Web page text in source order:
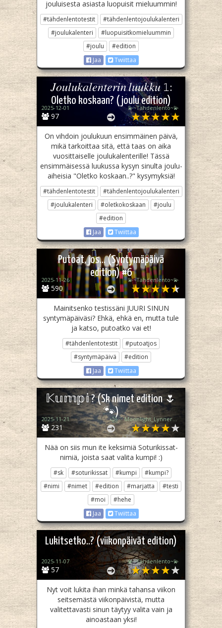
jouluisesta asiasta luopuisit mieluummin!
#tähdenlentotestit
#tähdenlentojoulukalenteri
#joulukalenteri
#luopuisitkomieluummin
#joulu
#edition
Jaa
Twiittaa
𝐽𝑜𝑢𝑙𝑢𝑘𝑎𝑙𝑒𝑛𝑡𝑒𝑟𝑖𝑛 𝑙𝑢𝑢𝑘𝑘𝑢 𝟷:
Oletko koskaan? (joulu edition)
97
2025-12-01 💫~Tähdenlento~💫
On vihdoin joulukuun ensimmäinen päivä,
mikä tarkoittaa sitä, että taas on aika
vuosittaiselle joulukalenterille! Tässä
ensimmäisessä luukussa kysyn sinulta joulu-
aiheisia "Oletko koskaan..?" kysymyksiä!
#tähdenlentotestit
#tähdenlentojoulukalenteri
#joulukalenteri
#oletkokoskaan
#joulu
#edition
Jaa
Twiittaa
Putoat, jos... (Syntymäpäivä
edition) #6
590
2025-11-26 💫~Tähdenlento~💫
Mainitsenko testissäni JUURI SINUN
syntymäpäiväsi? Ehkä, ehkä en, mutta tule
ja katso, putoatko vai et!
#tähdenlentotestit
#putoatjos
#syntymäpäivä
#edition
Jaa
Twiittaa
𝕂𝕦𝕞𝕡𝕚 ? (Sk nimet edition 🌷
🐾)
231
2025-11-21 ꧁♡ Moonlight_Lynner_Lover ♡꧂
Nää on siis mun ite keksimiä Soturikissat-
nimiä, joista saat valita kumpi! :)
#sk #soturikissat #kumpi
#kumpi?
#nimi
#nimet #edition #marjatta
#testi
#moi
#hehe
Jaa
Twiittaa
Lukitsetko..? (viikonpäivät edition)
57
2025-11-07 💫~Tähdenlento~💫
Nyt voit lukita ihan minkä tahansa viikon
seitsemästä viikonpäivistä, mutta
valitettavasti sinun täytyy valita vain ja
ainoastaan yksi!